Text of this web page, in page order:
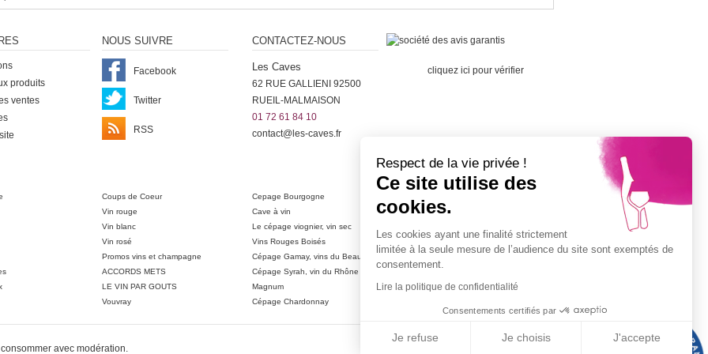
produits
ventes
NOUS SUIVRE
Facebook
Twitter
RSS
CONTACTEZ-NOUS
Les Caves
62 RUE GALLIENI 92500
RUEIL-MALMAISON
01 72 61 84 10
contact@les-caves.fr
cliquez ici pour vérifier.
Coups de Coeur Cepage Bourgogne
Vin rouge Cave à vin
Cépage Chenin
Vin blanc Le cépage viognier, vin sec
Vin rosé Vins Rouges Boisés
Cépage Muscat
Promos vins et champagne Cépage Gamay, vins du Beaujolais
ACCORDS METS Cépage Syrah, vin du Rhône
LE VIN PAR GOUTS Magnum
Vin blanc petit prix
Vouvray Cépage Chardonnay
avec modération.
Respect de la vie privée !
Ce site utilise des
cookies.
Les cookies ayant une finalité strictement
limitée à la seule mesure de l’audience du site sont exemptés de
consentement.
Lire la politique de confidentialité
Consentements certifiés par
Je refuse Je choisis J'accepte